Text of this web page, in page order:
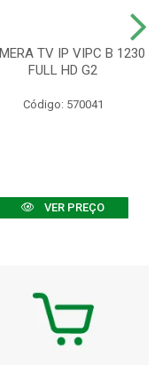
TV IP VIPC B 1230
FULL HD G2
Código: 570041
VER PREÇO